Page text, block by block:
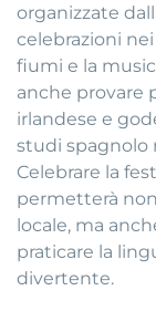
organizzate
celebrazioni
fiumi e la
anche provare
irlandese e
studi spagnolo
Celebrare la
permetterà
locale, ma
praticare la
divertente.